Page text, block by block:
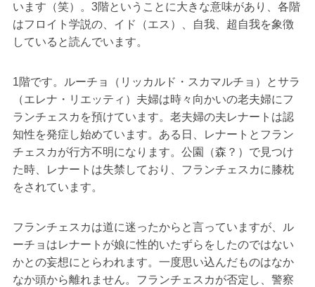
います（笑）。3階ということに大きな意味があり、各階
はフロイト学説の、イド（エス）、自我、超自我を象徴
していると読んでいます。
1階です。ルーチョ（リッカルド・スカマルチョ）とサラ
（エレナ・リエッティ）夫婦は時々向かいの老夫婦にフ
ランチェスカを預けています。老夫婦の夫レナートは認
知性を発症し始めています。ある日、レナートとフラン
チェスカが行方不明になります。公園（森？）で見つけ
た時、レナートは失禁しており、フランチェスカに膝枕
をされています。
フランチェスカは道に迷ったからと言っていますが、ル
ーチョはレナートが娘に性的いたずらをしたのではない
かとの妄想にとらわれます。一度思い込んだものはなか
なか頭から離れません。フランチェスカが否定し、警察